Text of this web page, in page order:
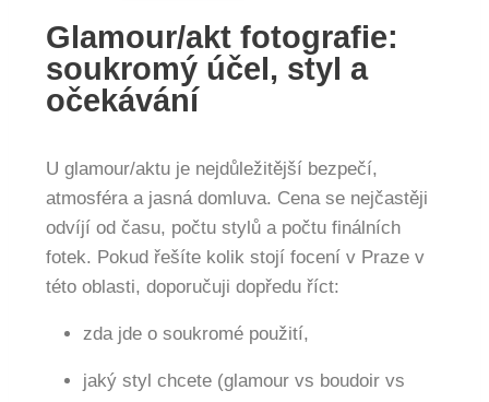
Glamour/akt fotografie:
soukromý účel, styl a
očekávání
U glamour/aktu je nejdůležitější bezpečí,
atmosféra a jasná domluva. Cena se nejčastěji
odvíjí od času, počtu stylů a počtu finálních
fotek. Pokud řešíte kolik stojí focení v Praze v
této oblasti, doporučuji dopředu říct:
zda jde o soukromé použití,
jaký styl chcete (glamour vs boudoir vs